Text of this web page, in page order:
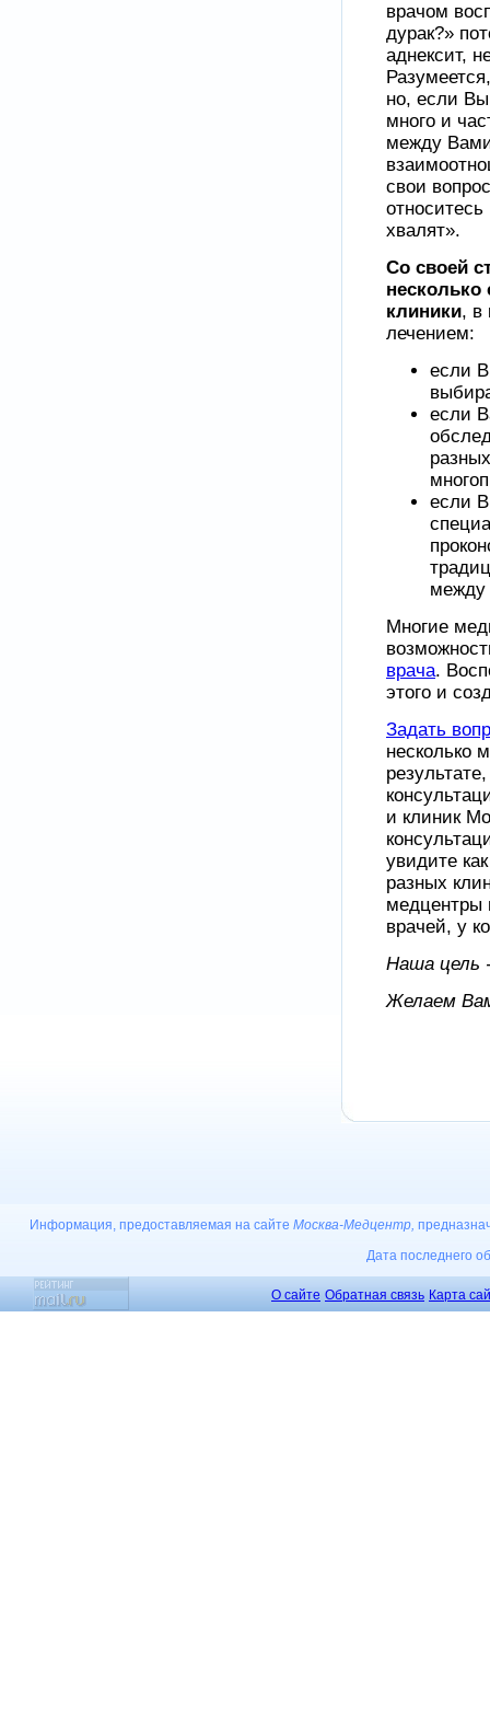
врачом
дурак?»
аднексит,
но, если
много и
между
свои
хвалят».
Со своей
клиники, в
лечением:
если
если
если
между
Многие
врача.
этого и
Задать
несколько
и клиник
увидите
разных
медцентры
врачей, у
Наша цель
Желаем
Информация, предоставляемая на сайте Москва-Медцентр,
Дата последнего
О сайте Обратная связь Карта